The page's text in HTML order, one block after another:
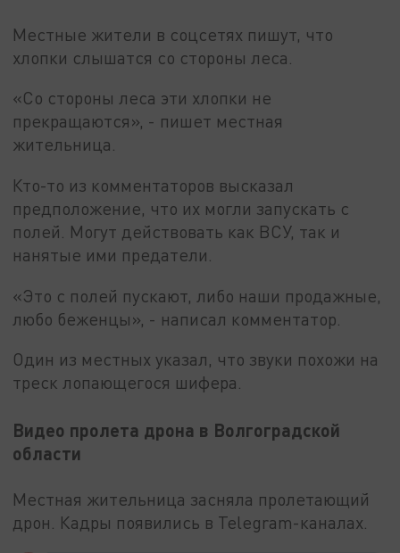
Местные жители в соцсетях пишут, что
хлопки слышатся со стороны леса.
«Со стороны леса эти хлопки не
прекращаются», - пишет местная
жительница.
Кто-то из комментаторов высказал
предположение, что их могли запускать с
полей. Могут действовать как ВСУ, так и
нанятые ими предатели.
«Это с полей пускают, либо наши продажные,
любо беженцы», - написал комментатор.
Один из местных указал, что звуки похожи на
треск лопающегося шифера.
Видео пролета дрона в Волгоградской
области
Местная жительница засняла пролетающий
дрон. Кадры появились в Telegram-каналах.